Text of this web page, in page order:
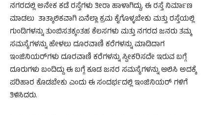
ನಗರದಲ್ಲಿ ಅನೇಕ ಕಡೆ ರಸ್ತೆಗಳು ತೀರಾ ಹಾಳಾಗಿದ್ದು, ಈ ರಸ್ತೆ ನಿರ್ಮಾಣ
ಮಾಡಲು ತಾತ್ಕಾಲಿಕವಾಗಿ ಏನೆಲ್ಲಾ ಕ್ರಮ ಕೈಗೊಳ್ಳಬೇಕು ಮತ್ತು ರಸ್ತೆಯಲ್ಲಿ
ಗುಂಡಿಗಳನ್ನು ತುಂಬಿಸತಕ್ಕಂತಹ ಕೆಲಸಗಳು ಮತ್ತು ನಗರದ ಜನರು ತಮ್ಮ
ಸಮಸ್ಯೆಗಳನ್ನು ಹೇಳಲು ದೂರವಾಣಿ ಕರೆಗಳನ್ನು ಮಾಡಿದಾಗ
ಇಂಜಿನಿಯರ್‌ಗಳು ದೂರವಾಣಿ ಕರೆಗಳನ್ನು ಸ್ವೀಕರಿಸದೇ ಇರುವ ಬಗ್ಗೆ
ದೂರುಗಳು ಬಂದಿದ್ದು ಈ ಬಗ್ಗೆ ಕೂಡ ಜನರ ಸಮಸ್ಯೆಗಳನ್ನು ಆಲಿಸಿ ಅದಕ್ಕೆ
ಪರಿಹಾರ ಕೊಡಬೇಕು ಎಂದು ಈ ಸಂದರ್ಭದಲ್ಲಿ ಇಂಜಿನಿಯರ್‌ ಗಳಿಗೆ
ತಿಳಿಸಿದರು.